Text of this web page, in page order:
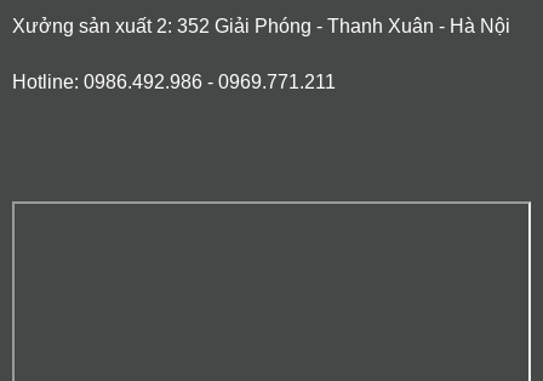
Xưởng sản xuất 2: 352 Giải Phóng - Thanh Xuân - Hà Nội
Hotline: 0986.492.986 - 0969.771.211